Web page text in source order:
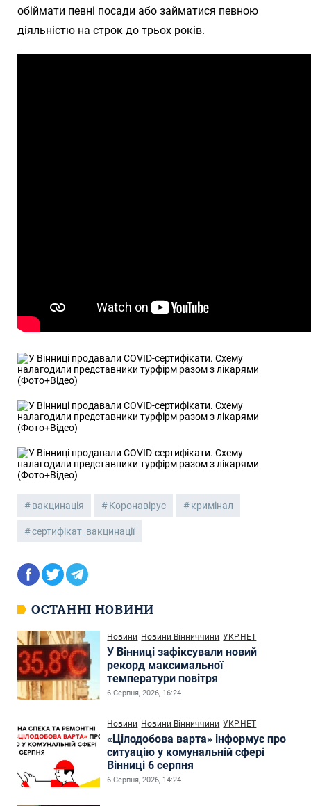
обіймати певні посади або займатися певною
діяльністю на строк до трьох років.
вакцинація Коронавірус кримінал
сертифікат_вакцинації
ОСТАННІ НОВИНИ
Новини Новини Вінниччини УКР.НЕТ
У Вінниці зафіксували новий
рекорд максимальної
температури повітря
6 Серпня, 2026, 16:24
Новини Новини Вінниччини УКР.НЕТ
«Цілодобова варта» інформує про
ситуацію у комунальній сфері
Вінниці 6 серпня
6 Серпня, 2026, 14:24